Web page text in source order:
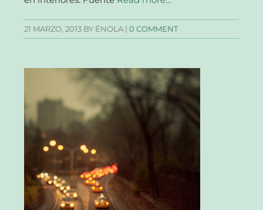
21 MARZO, 2013 BY ÉNOLA |0 COMMENT